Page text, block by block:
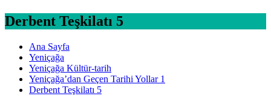
Derbent Teşkilatı 5
Ana Sayfa
Yeniçağa
Yeniçağa Kültür-tarih
Yeniçağa’dan Geçen Tarihi Yollar 1
Derbent Teşkilatı 5